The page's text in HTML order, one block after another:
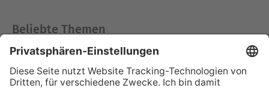
Beliebte Themen
Krimi & Thriller Romane & Mehr